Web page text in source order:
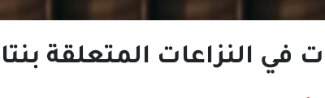
في النزاعات المتعلقة